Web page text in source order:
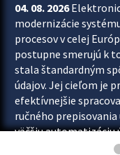
04. 08. 2026
modernizácie
procesov v celej
postupne smerujú k
stala štandardným
údajov. Jej cieľom je
efektívnejšie
ručného
väčšiu automatizáciu
fakturácia preto